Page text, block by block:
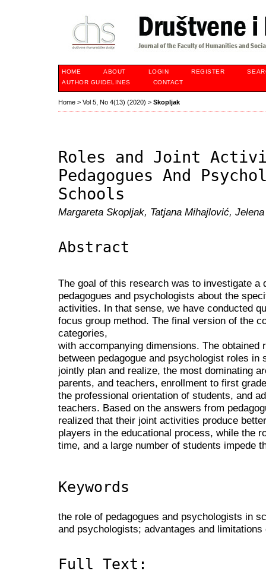
HOME ABOUT LOGIN REGISTER
AUTHOR GUIDELINES
CONTACT
Home > Vol 5, No 4(13) (2020) > Skopljak
Roles and Joint
Pedagogues And
Schools
Margareta Skopljak, Tatjana Mihajlović,
Abstract
The goal of this research was to investigate a
pedagogues and psychologists about the
activities. In that sense, we have conducted
focus group method. The final version of the
categories,
with accompanying dimensions. The
between pedagogue and psychologist roles
jointly plan and realize, the most dominating
parents, and teachers, enrollment to first
the professional orientation of students, and
teachers. Based on the answers from
realized that their joint activities produce
players in the educational process, while the
time, and a large number of students impede
Keywords
the role of pedagogues and psychologists in
and psychologists; advantages and
Full Text: